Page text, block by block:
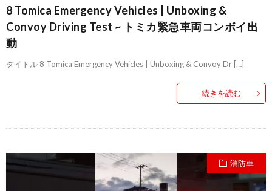
8 Tomica Emergency Vehicles | Unboxing &
Convoy Driving Test ~ トミカ緊急車両コンボイ出
動
タイトル 8 Tomica Emergency Vehicles | Unboxing & Convoy Dr […]
続きを読む
消防車